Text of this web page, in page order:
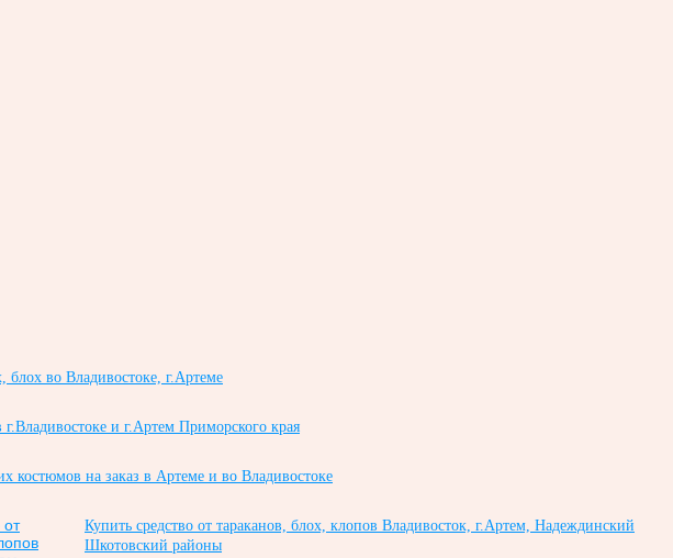
во Владивостоке, г.Артеме
и г.Артем Приморского края
костюмов на заказ в Артеме и во Владивостоке
Купить средство от тараканов, блох, клопов Владивосток, г.Артем, Надеждинский
Шкотовский районы